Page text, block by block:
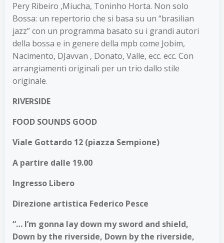
Pery Ribeiro ,Miucha, Toninho Horta. Non solo
Bossa: un repertorio che si basa su un “brasilian
jazz” con un programma basato su i grandi autori
della bossa e in genere della mpb come Jobim,
Nacimento, DJavvan , Donato, Valle, ecc. ecc. Con
arrangiamenti originali per un trio dallo stile
originale.
RIVERSIDE
FOOD SOUNDS GOOD
Viale Gottardo 12 (piazza Sempione)
A partire dalle 19.00
Ingresso Libero
Direzione artistica Federico Pesce
“… I’m gonna lay down my sword and shield,
Down by the riverside, Down by the riverside,